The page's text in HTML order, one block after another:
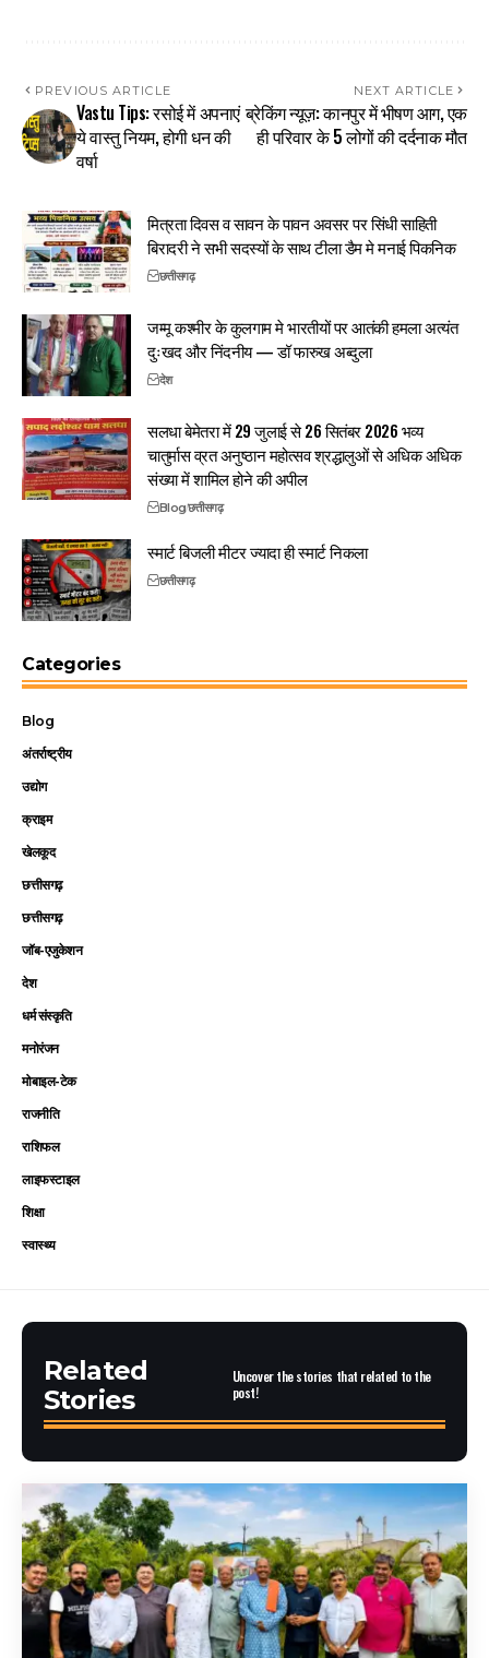
PREVIOUS ARTICLE
Vastu Tips: रसोई में अपनाएं
ये वास्तु नियम, होगी धन की
वर्षा
NEXT ARTICLE
ब्रेकिंग न्यूज़: कानपुर में भीषण आग, एक
ही परिवार के 5 लोगों की दर्दनाक मौत
मित्रता दिवस व सावन के पावन अवसर पर सिंधी साहिती
बिरादरी ने सभी सदस्यों के साथ टीला डैम मे मनाई पिकनिक
छत्तीसगढ़
जम्मू कश्मीर के कुलगाम मे भारतीयों पर आतंकी हमला अत्यंत
दुःखद और निंदनीय — डॉ फारुख अब्दुला
देश
सलधा बेमेतरा में 29 जुलाई से 26 सितंबर 2026 भव्य
चातुर्मास व्रत अनुष्ठान महोत्सव श्रद्धालुओं से अधिक अधिक
संख्या में शामिल होने की अपील
Blogछत्तीसगढ़
स्मार्ट बिजली मीटर ज्यादा ही स्मार्ट निकला
छत्तीसगढ़
Categories
Blog
अंतर्राष्ट्रीय
उद्योग
क्राइम
खेलकूद
छत्तीसगढ़
छत्तीसगढ़
जॉब-एजुकेशन
देश
धर्म संस्कृति
मनोरंजन
मोबाइल-टेक
राजनीति
राशिफल
लाइफस्टाइल
शिक्षा
स्वास्थ्य
Related
Stories
Uncover the stories that related to the
post!